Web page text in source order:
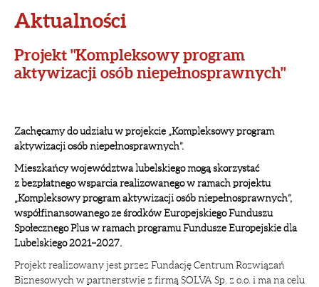
Aktualności
Projekt "Kompleksowy program
aktywizacji osób niepełnosprawnych"
Zachęcamy do udziału w projekcie „Kompleksowy program
aktywizacji osób niepełnosprawnych”.
Mieszkańcy województwa lubelskiego mogą skorzystać
z bezpłatnego wsparcia realizowanego w ramach projektu
„Kompleksowy program aktywizacji osób niepełnosprawnych”,
współfinansowanego ze środków Europejskiego Funduszu
Społecznego Plus w ramach programu Fundusze Europejskie dla
Lubelskiego 2021–2027.
Projekt realizowany jest przez Fundację Centrum Rozwiązań
Biznesowych w partnerstwie z firmą SOLVA Sp. z o.o. i ma na celu